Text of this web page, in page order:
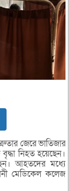
জেরে ভাতিজার
নিহত হয়েছেন।
আহতদের মধ্যে
মেডিকেল কলেজ